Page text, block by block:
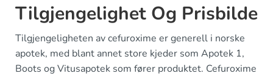
Tilgjengelighet Og Prisbilde
Tilgjengeligheten av cefuroxime er generell i norske
apotek, med blant annet store kjeder som Apotek 1,
Boots og Vitusapotek som fører produktet. Cefuroxime